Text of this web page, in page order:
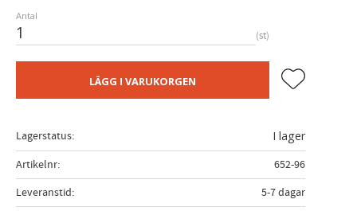
Antal
st
LÄGG I VARUKORGEN Lägg till i
Lagerstatus
I lager
Artikelnr
652-96
Leveranstid
5-7 dagar